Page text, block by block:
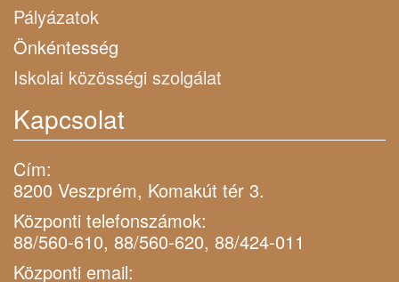
Pályázatok
Önkéntesség
Iskolai közösségi szolgálat
Kapcsolat
Cím:
8200 Veszprém, Komakút tér 3.
Központi telefonszámok:
88/560-610, 88/560-620, 88/424-011
Központi email: